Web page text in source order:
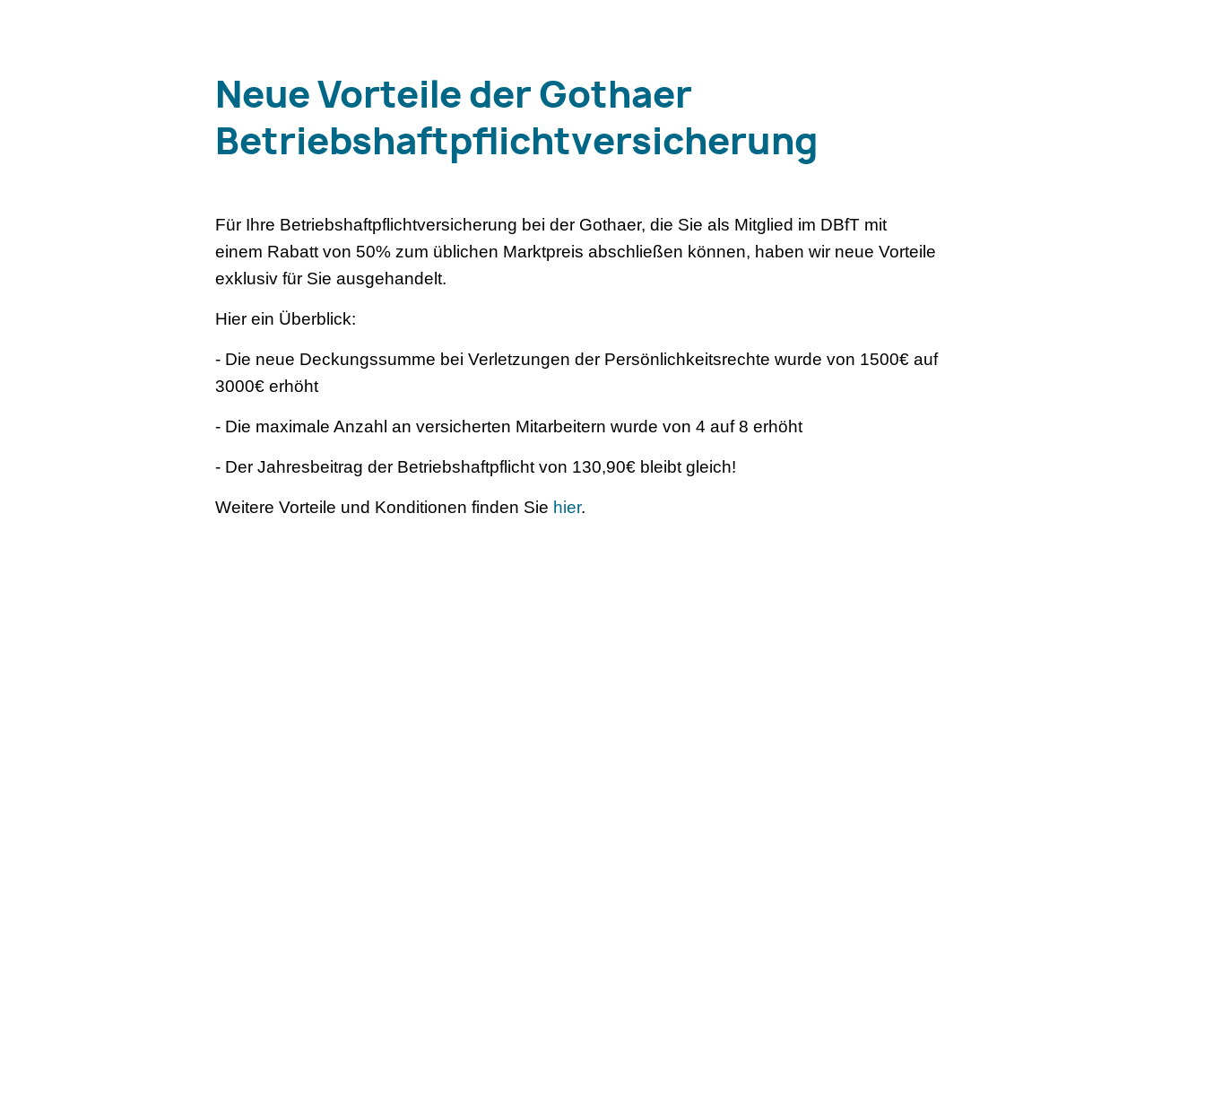
Neue Vorteile der Gothaer
Betriebshaftpflichtversicherung
Für Ihre Betriebshaftpflichtversicherung bei der Gothaer, die Sie als Mitglied im DBfT mit
einem Rabatt von 50% zum üblichen Marktpreis abschließen können, haben wir neue Vorteile
exklusiv für Sie ausgehandelt.
Hier ein Überblick:
- Die neue Deckungssumme bei Verletzungen der Persönlichkeitsrechte wurde von 1500€ auf
3000€ erhöht
- Die maximale Anzahl an versicherten Mitarbeitern wurde von 4 auf 8 erhöht
- Der Jahresbeitrag der Betriebshaftpflicht von 130,90€ bleibt gleich!
Weitere Vorteile und Konditionen finden Sie hier.